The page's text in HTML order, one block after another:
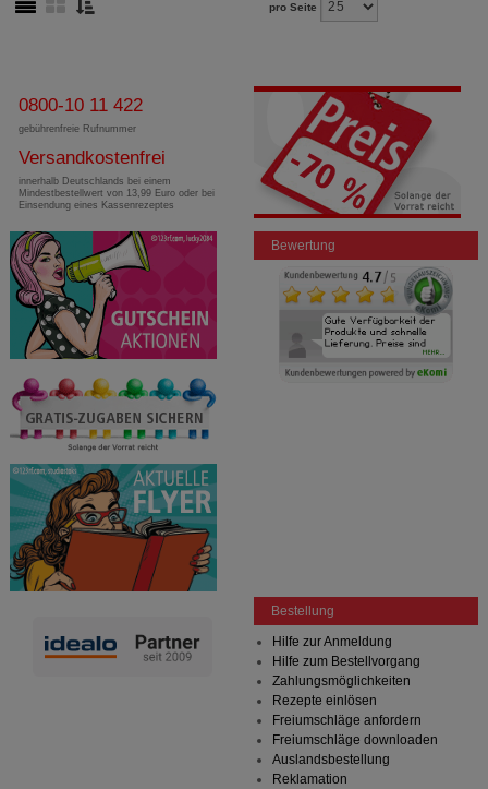
pro Seite
0800-10 11 422
gebührenfreie Rufnummer
Versandkostenfrei
innerhalb Deutschlands bei einem
Mindestbestellwert von 13,99 Euro oder bei
Einsendung eines Kassenrezeptes
Bewertung
Bestellung
Hilfe zur Anmeldung
Hilfe zum Bestellvorgang
Zahlungsmöglichkeiten
Rezepte einlösen
Freiumschläge anfordern
Freiumschläge downloaden
Auslandsbestellung
Reklamation